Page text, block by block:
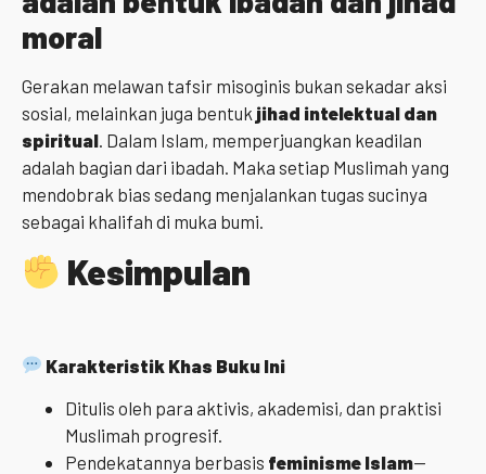
moral
Gerakan melawan tafsir misoginis bukan sekadar aksi
sosial, melainkan juga bentuk jihad intelektual dan
spiritual . Dalam Islam, memperjuangkan keadilan
adalah bagian dari ibadah. Maka setiap Muslimah yang
mendobrak bias sedang menjalankan tugas sucinya
sebagai khalifah di muka bumi.
Kesimpulan
Karakteristik Khas Buku Ini
Ditulis oleh para aktivis, akademisi, dan praktisi
Muslimah progresif.
Pendekatannya berbasis feminisme Islam—